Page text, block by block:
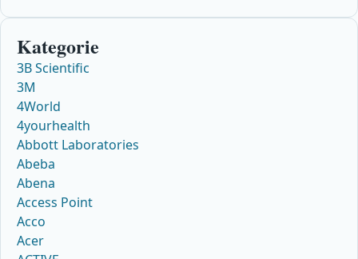
Kategorie
3B Scientific
3M
4World
4yourhealth
Abbott Laboratories
Abeba
Abena
Access Point
Acco
Acer